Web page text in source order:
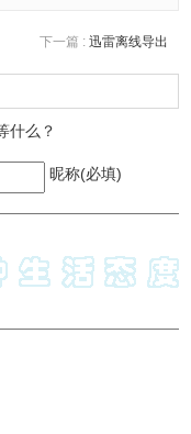
下一篇 : 迅雷离线导出
什么？
昵称(必填)